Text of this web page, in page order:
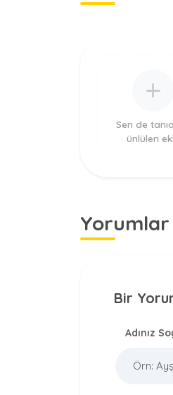
Sen de
ünlüleri
Bir
Adınız